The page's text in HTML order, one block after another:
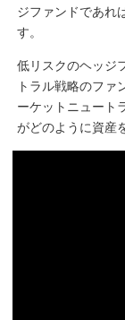
ジファンドであれ
す。
低リスクのヘッジ
トラル戦略のファ
ーケットニュート
がどのように資産